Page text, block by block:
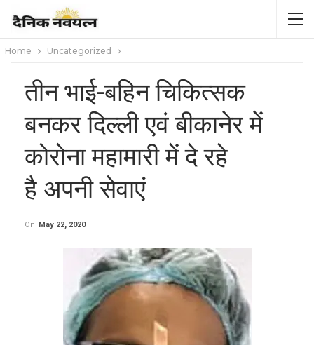
Home Uncategorized
तीन भाई-बहिन चिकित्सक
बनकर दिल्ली एवं बीकानेर में
कोरोना महामारी में दे रहे
है अपनी सेवाएं
On May 22, 2020